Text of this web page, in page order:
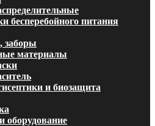
бесперебойного питания
заборы
материалы
и биозащита
оборудование